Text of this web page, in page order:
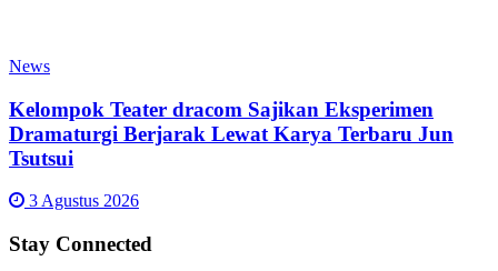
News
Kelompok Teater dracom Sajikan Eksperimen
Dramaturgi Berjarak Lewat Karya Terbaru Jun
Tsutsui
3 Agustus 2026
Stay Connected